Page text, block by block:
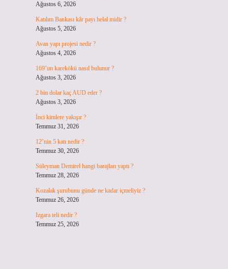
Ağustos 6, 2026
Katılım Bankası kâr payı helal midir ?
Ağustos 5, 2026
Avan yapı projesi nedir ?
Ağustos 4, 2026
169’un karekökü nasıl bulunur ?
Ağustos 3, 2026
2 bin dolar kaç AUD eder ?
Ağustos 3, 2026
İnci kimlere yakışır ?
Temmuz 31, 2026
12’nin 5 katı nedir ?
Temmuz 30, 2026
Süleyman Demirel hangi barajları yaptı ?
Temmuz 28, 2026
Kozalak şurubunu günde ne kadar içmeliyiz ?
Temmuz 26, 2026
Izgara teli nedir ?
Temmuz 25, 2026